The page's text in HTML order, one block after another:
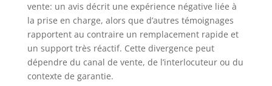
vente: un avis décrit une expérience négative liée à
la prise en charge, alors que d’autres témoignages
rapportent au contraire un remplacement rapide et
un support très réactif. Cette divergence peut
dépendre du canal de vente, de l’interlocuteur ou du
contexte de garantie.